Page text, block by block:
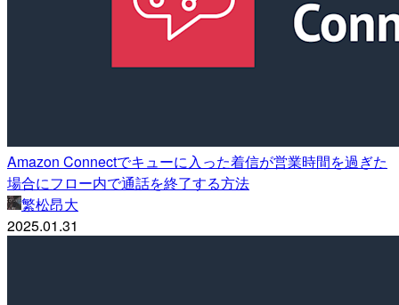
Amazon Connectでキューに入った着信が営業時間を過ぎた
場合にフロー内で通話を終了する方法
繁松昂大
2025.01.31